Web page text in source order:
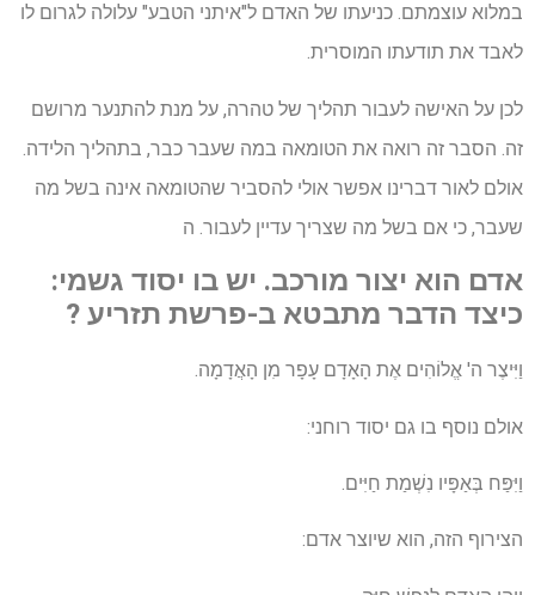
במלוא עוצמתם. כניעתו של האדם ל"איתני הטבע" עלולה לגרום לו
לאבד את תודעתו המוסרית.
לכן על האישה לעבור תהליך של טהרה, על מנת להתנער מרושם
זה. הסבר זה רואה את הטומאה במה שעבר כבר, בתהליך הלידה.
אולם לאור דברינו אפשר אולי להסביר שהטומאה אינה בשל מה
שעבר, כי אם בשל מה שצריך עדיין לעבור. ה
אדם הוא יצור מורכב. יש בו יסוד גשמי:
כיצד הדבר מתבטא ב-פרשת תזריע ?
וַיִּיצֶר ה' אֱלוֹהִים אֶת הָאָדָם עָפָר מִן הָאֲדָמָה.
אולם נוסף בו גם יסוד רוחני:
וַיִּפַּח בְּאַפָּיו נִשְׁמַת חַיִּים.
הצירוף הזה, הוא שיוצר אדם: